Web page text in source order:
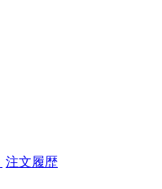
注文履歴